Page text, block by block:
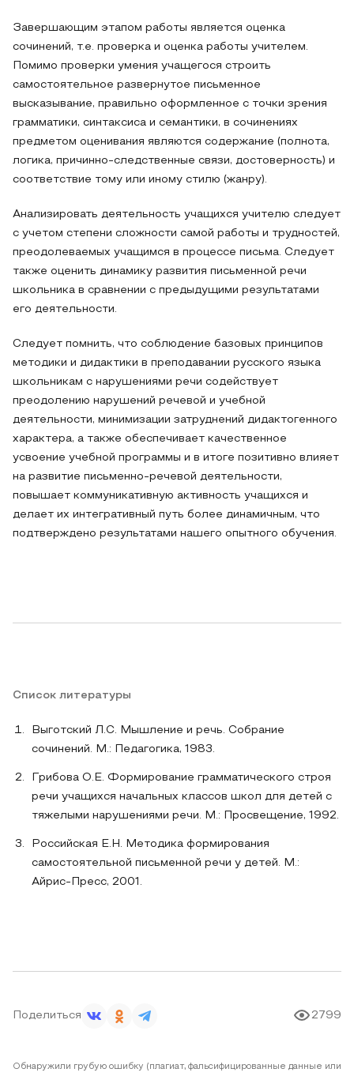
Завершающим этапом работы является оценка
сочинений, т.е. проверка и оценка работы учителем.
Помимо проверки умения учащегося строить
самостоятельное развернутое письменное
высказывание, правильно оформленное с точки зрения
грамматики, синтаксиса и семантики, в сочинениях
предметом оценивания являются содержание (полнота,
логика, причинно-следственные связи, достоверность) и
соответствие тому или иному стилю (жанру).
Анализировать деятельность учащихся учителю следует
с учетом степени сложности самой работы и трудностей,
преодолеваемых учащимся в процессе письма. Следует
также оценить динамику развития письменной речи
школьника в сравнении с предыдущими результатами
его деятельности.
Следует помнить, что соблюдение базовых принципов
методики и дидактики в преподавании русского языка
школьникам с нарушениями речи содействует
преодолению нарушений речевой и учебной
деятельности, минимизации затруднений дидактогенного
характера, а также обеспечивает качественное
усвоение учебной программы и в итоге позитивно влияет
на развитие письменно-речевой деятельности,
повышает коммуникативную активность учащихся и
делает их интегративный путь более динамичным, что
подтверждено результатами нашего опытного обучения.
Список литературы
Выготский Л.С. Мышление и речь. Собрание
сочинений. М.: Педагогика, 1983.
Грибова О.Е. Формирование грамматического строя
речи учащихся начальных классов школ для детей с
тяжелыми нарушениями речи. М.: Просвещение, 1992.
Российская Е.Н. Методика формирования
самостоятельной письменной речи у детей. М.:
Айрис-Пресс, 2001.
Поделиться 2799
Обнаружили грубую ошибку (плагиат, фальсифицированные данные или